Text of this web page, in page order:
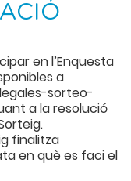
en l’Enquesta
a
sorteo-
a la resolució
finalitza
en què es faci el